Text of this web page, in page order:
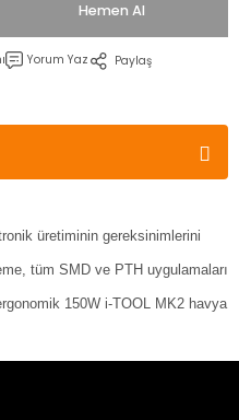
Hemen Al
Yorum Yaz Paylaş
üretiminin gereksinimlerini
tüm SMD ve PTH uygulamaları
150W i-TOOL MK2 havya